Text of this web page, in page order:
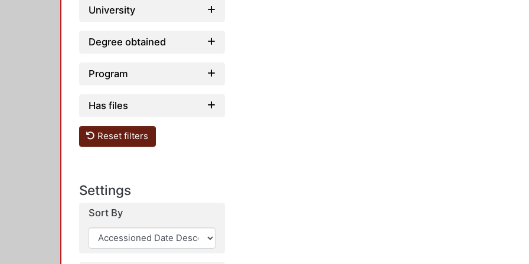
University
Degree obtained
Program
Has files
Reset filters
Settings
Sort By